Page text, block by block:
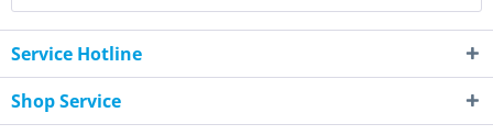
Service Hotline
Shop Service